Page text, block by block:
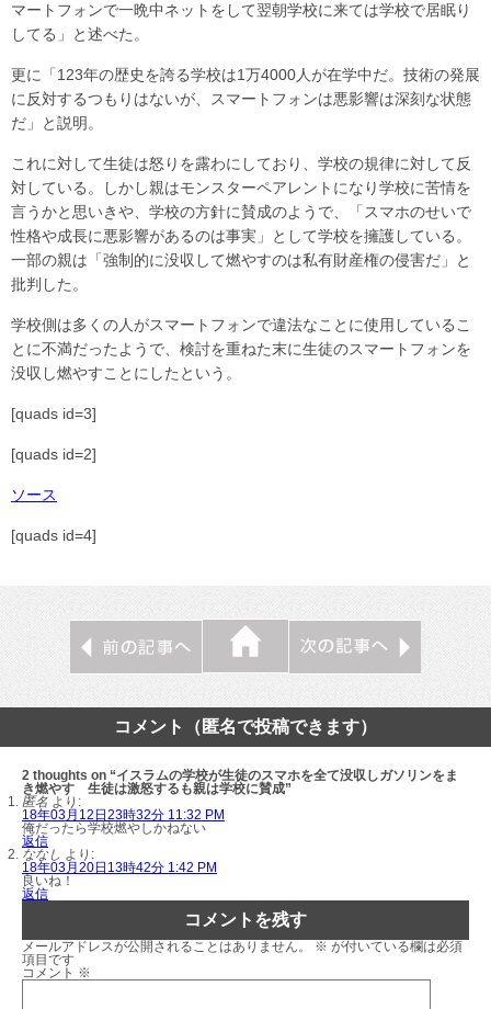
マートフォンで一晩中ネットをして翌朝学校に来ては学校で居眠り
してる」と述べた。
更に「123年の歴史を誇る学校は1万4000人が在学中だ。技術の発展
に反対するつもりはないが、スマートフォンは悪影響は深刻な状態
だ」と説明。
これに対して生徒は怒りを露わにしており、学校の規律に対して反
対している。しかし親はモンスターペアレントになり学校に苦情を
言うかと思いきや、学校の方針に賛成のようで、「スマホのせいで
性格や成長に悪影響があるのは事実」として学校を擁護している。
一部の親は「強制的に没収して燃やすのは私有財産権の侵害だ」と
批判した。
学校側は多くの人がスマートフォンで違法なことに使用しているこ
とに不満だったようで、検討を重ねた末に生徒のスマートフォンを
没収し燃やすことにしたという。
[quads id=3]
[quads id=2]
ソース
[quads id=4]
コメント（匿名で投稿できます）
2 thoughts on “イスラムの学校が生徒のスマホを全て没収しガソリンをま
き燃やす 生徒は激怒するも親は学校に賛成”
匿名 より:
18年03月12日23時32分 11:32 PM
俺だったら学校燃やしかねない
返信
ななし より:
18年03月20日13時42分 1:42 PM
良いね！
返信
コメントを残す
メールアドレスが公開されることはありません。 ※ が付いている欄は必須
項目です
コメント ※